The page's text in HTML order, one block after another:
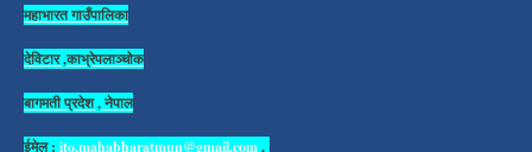
महाभारत गाउँपालिका
देविटार ,काभ्रेपलाञ्चोक
बागमती प्रदेश , नेपाल
ईमेल : ito.mahabharatmun@gmail.com,